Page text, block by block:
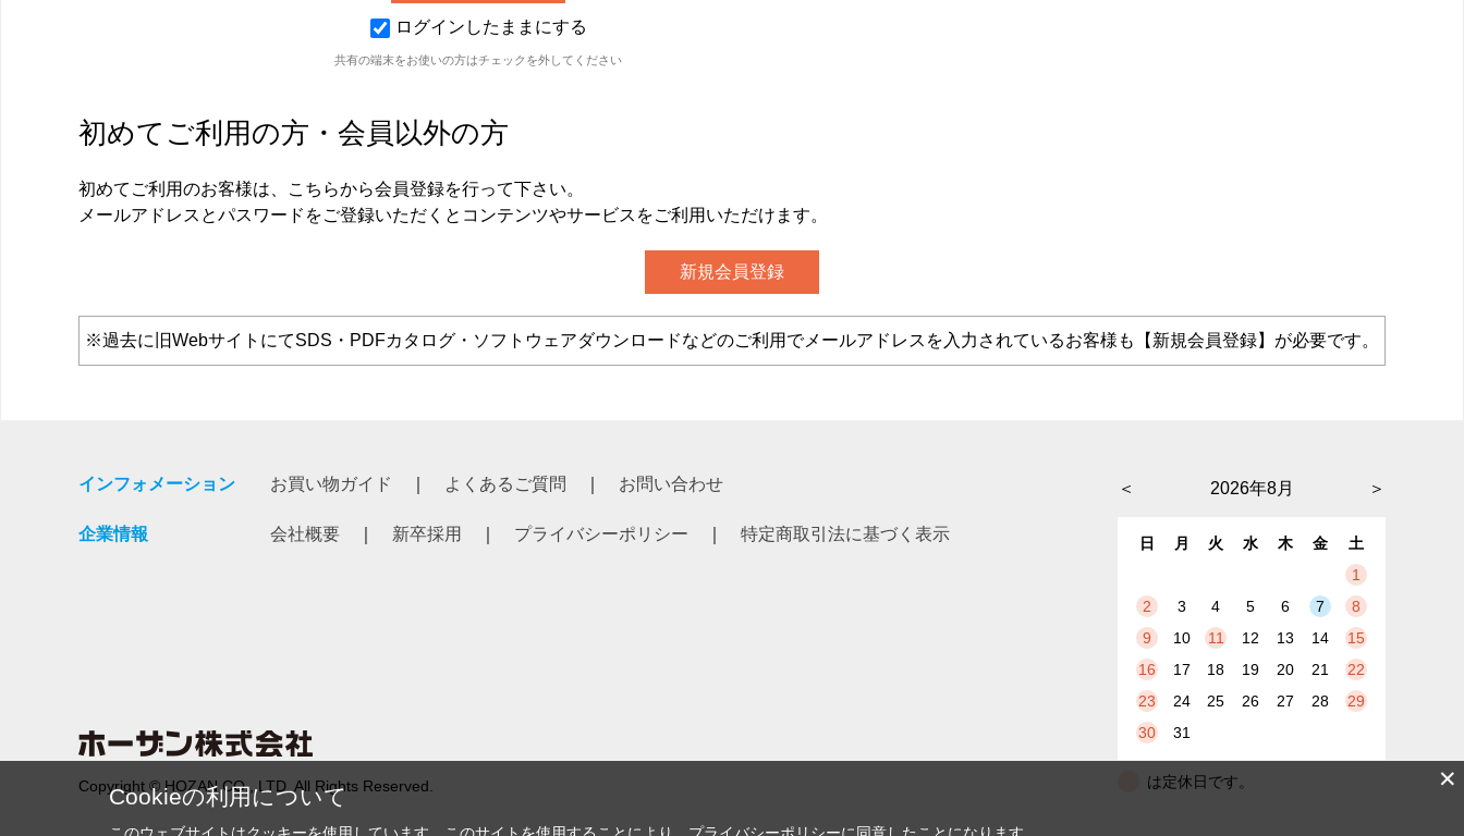
ログインしたままにする
共有の端末をお使いの方はチェックを外してください
初めてご利用の方・会員以外の方
初めてご利用のお客様は、こちらから会員登録を行って下さい。
メールアドレスとパスワードをご登録いただくとコンテンツやサービスをご利用いただけます。
※過去に旧WebサイトにてSDS・PDFカタログ・ソフトウェアダウンロードなどのご利用でメールアドレスを入力されているお客様も【新規会員登録】が必要です。
インフォメーション お買い物ガイド よくあるご質問 お問い合わせ
企業情報 会社概要 新卒採用 プライバシーポリシー 特定商取引法に基づく表示
Copyright © HOZAN CO., LTD. All Rights Reserved.
＜ ＞
2026年8月
日 月 火 水 木 金
土
1
2
3 4 5 6 7
8
9
10 11 12 13 14
15
16
17 18 19 20 21
22
23
24 25 26 27 28
29
30
31
は定休日です。 ✕
Cookieの利用について